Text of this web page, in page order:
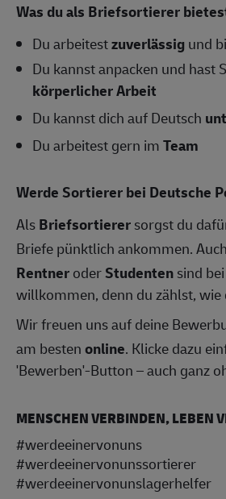
Was du als Briefsortierer
Du arbeitestzuverlässigund
Du kannst anpacken und hast
körperlicher Arbeit
Du kannst dich auf Deutsch
Du arbeitest gern imTeam
Werde Sortierer bei Deutsche
AlsBriefsortierersorgst du
Briefe pünktlich ankommen. Auch
RentneroderStudentensind
willkommen, denn du zählst, wie
Wir freuen uns auf deine
am bestenonline. Klicke dazu
'Bewerben'-Button – auch ganz
MENSCHEN VERBINDEN, LEBEN
#werdeeinervonuns
#werdeeinervonunssortierer
#werdeeinervonunslagerhelfer